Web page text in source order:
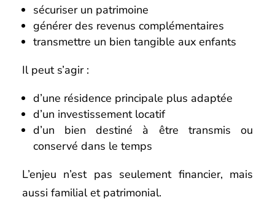
sécuriser un patrimoine
générer des revenus complémentaires
transmettre un bien tangible aux enfants
Il peut s’agir :
d’une résidence principale plus adaptée
d’un investissement locatif
d’un bien destiné à être transmis ou
conservé dans le temps
L’enjeu n’est pas seulement financier, mais
aussi familial et patrimonial.